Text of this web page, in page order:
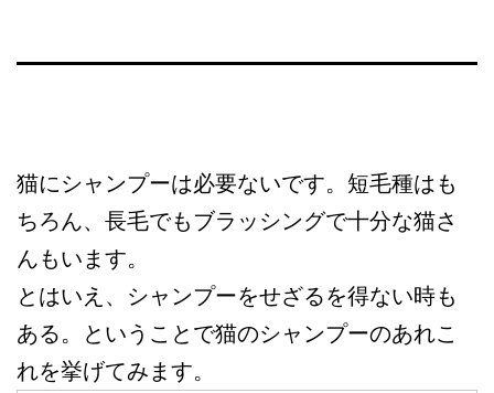
猫にシャンプーは必要ないです。短毛種はも
ちろん、長毛でもブラッシングで十分な猫さ
んもいます。
とはいえ、シャンプーをせざるを得ない時も
ある。ということで猫のシャンプーのあれこ
れを挙げてみます。